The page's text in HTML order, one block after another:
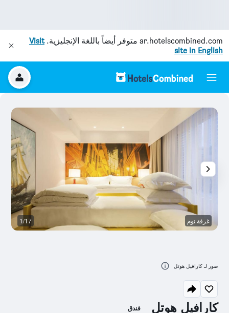
ar.hotelscombined.com متوفر أيضاً باللغة الإنجليزية.Visit
site in English
كارافيل هوتل فندق
غرفة نوم 1/17
صور لـ كارافيل هوتل